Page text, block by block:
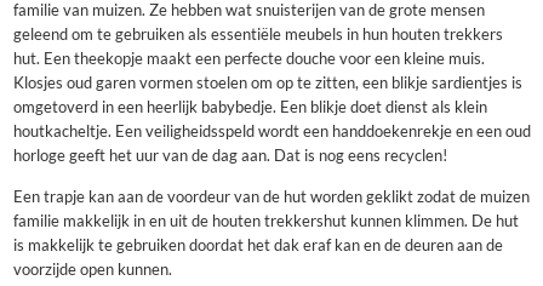
familie van muizen. Ze hebben wat snuisterijen van de grote mensen
geleend om te gebruiken als essentiële meubels in hun houten trekkers
hut. Een theekopje maakt een perfecte douche voor een kleine muis.
Klosjes oud garen vormen stoelen om op te zitten, een blikje sardientjes is
omgetoverd in een heerlijk babybedje. Een blikje doet dienst als klein
houtkacheltje. Een veiligheidsspeld wordt een handdoekenrekje en een oud
horloge geeft het uur van de dag aan. Dat is nog eens recyclen!
Een trapje kan aan de voordeur van de hut worden geklikt zodat de muizen
familie makkelijk in en uit de houten trekkershut kunnen klimmen. De hut
is makkelijk te gebruiken doordat het dak eraf kan en de deuren aan de
voorzijde open kunnen.